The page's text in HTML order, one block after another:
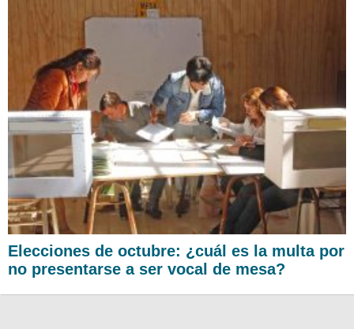
Elecciones de octubre: ¿cuál es la multa por
no presentarse a ser vocal de mesa?